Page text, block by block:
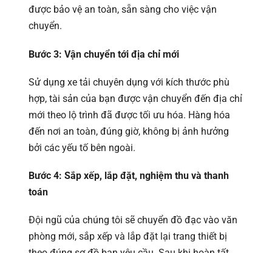
được bảo vệ an toàn, sẵn sàng cho việc vận
chuyển.
Bước 3: Vận chuyển tới địa chỉ mới
Sử dụng xe tải chuyên dụng với kích thước phù
hợp, tài sản của bạn được vận chuyển đến địa chỉ
mới theo lộ trình đã được tối ưu hóa. Hàng hóa
đến nơi an toàn, đúng giờ, không bị ảnh hưởng
bởi các yếu tố bên ngoài.
Bước 4: Sắp xếp, lắp đặt, nghiệm thu và thanh
toán
Đội ngũ của chúng tôi sẽ chuyển đồ đạc vào văn
phòng mới, sắp xếp và lắp đặt lại trang thiết bị